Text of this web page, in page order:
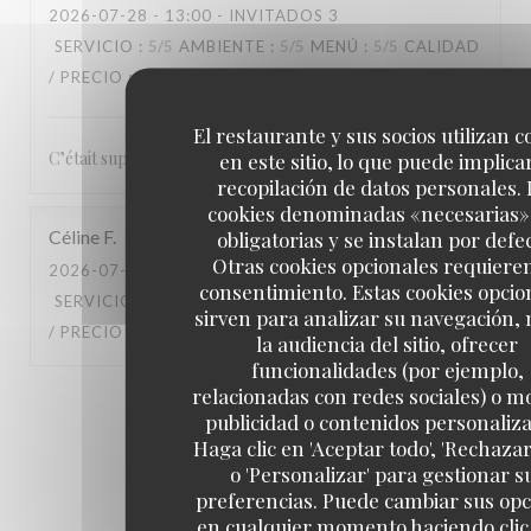
El restaurante y sus socios utilizan
en este sitio, lo que puede
recopilación de datos personales.
cookies denominadas
obligatorias y se instalan por
Otras cookies opcionales
consentimiento. Estas cookies
sirven para analizar su navegación,
la audiencia del sitio, ofrecer
funcionalidades (por ejemplo,
relacionadas con redes sociales) o
publicidad o contenidos
Haga clic en 'Aceptar todo',
o 'Personalizar' para gestionar
preferencias. Puede cambiar sus
en cualquier momento haciendo
2026-07-28 - 13:00 - INVITADOS 3
SERVICIO : 5/5 AMBIENTE : 5/5 MENÚ : 5/5 CALIDAD
/ PRECIO : 5
C’était super, le service, le repas rien à redire ! Merci
Céline F
2026-07-28
- 12:45 - INVITADOS 4
SERVICIO
AMBIENTE: 4/5 MENÚ: 5/5 CALIDAD
/ PRECIO
1 2 3